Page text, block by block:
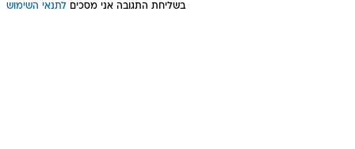
בשליחת התגובה אני מסכים לתנאי השימוש